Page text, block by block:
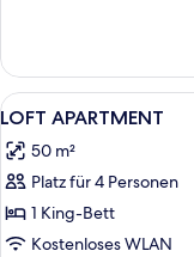
Apartment,
Whirlpool
Alle
Fotos
für
LOFT
APARTMENT
anzeigen
7
LOFT APARTMENT
50 m²
Platz für 4 Personen
1 King-Bett
Kostenloses WLAN